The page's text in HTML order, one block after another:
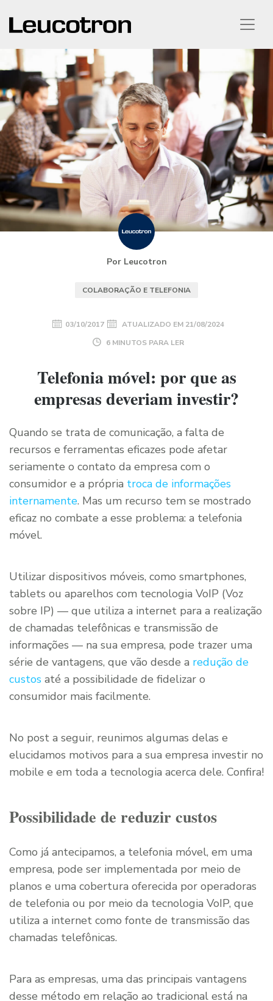
Por Leucotron
COLABORAÇÃO E TELEFONIA
03/10/2017 ATUALIZADO EM 21/08/2024
6 MINUTOS PARA LER
Telefonia móvel: por que as
empresas deveriam investir?
Quando se trata de comunicação, a falta de
recursos e ferramentas eficazes pode afetar
seriamente o contato da empresa com o
consumidor e a própria troca de informações
internamente. Mas um recurso tem se mostrado
eficaz no combate a esse problema: a telefonia
móvel.
Utilizar dispositivos móveis, como smartphones,
tablets ou aparelhos com tecnologia VoIP (Voz
sobre IP) — que utiliza a internet para a realização
de chamadas telefônicas e transmissão de
informações — na sua empresa, pode trazer uma
série de vantagens, que vão desde a redução de
custos até a possibilidade de fidelizar o
consumidor mais facilmente.
No post a seguir, reunimos algumas delas e
elucidamos motivos para a sua empresa investir no
mobile e em toda a tecnologia acerca dele. Confira!
Possibilidade de reduzir custos
Como já antecipamos, a telefonia móvel, em uma
empresa, pode ser implementada por meio de
planos e uma cobertura oferecida por operadoras
de telefonia ou por meio da tecnologia VoIP, que
utiliza a internet como fonte de transmissão das
chamadas telefônicas.
Para as empresas, uma das principais vantagens
desse método em relação ao tradicional está na